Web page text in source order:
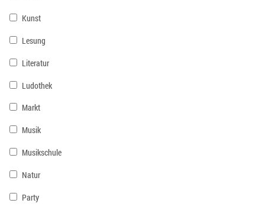
Kunst
Lesung
Literatur
Ludothek
Markt
Musik
Musikschule
Natur
Party